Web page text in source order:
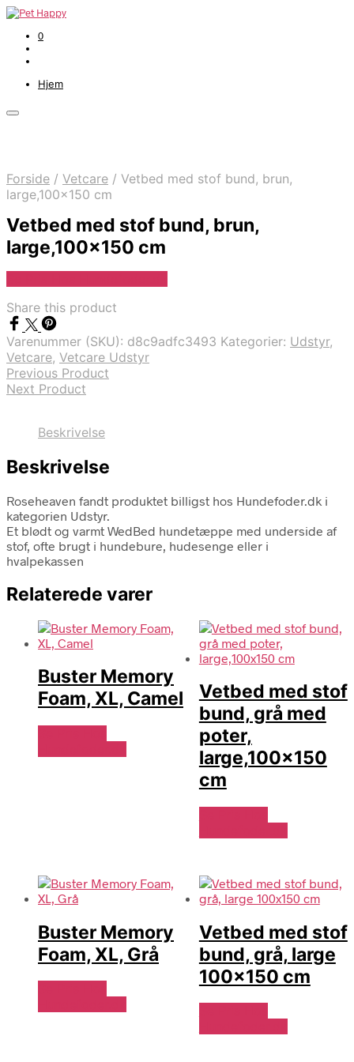
0
Hjem
Forside / Vetcare / Vetbed med stof bund, brun,
large,100×150 cm
Vetbed med stof bund, brun,
large,100×150 cm
Share this product
Varenummer (SKU): d8c9adfc3493 Kategorier: Udstyr,
Vetcare, Vetcare Udstyr
Previous Product
Next Product
Beskrivelse
Beskrivelse
Roseheaven fandt produktet billigst hos Hundefoder.dk i
kategorien Udstyr.
Et blødt og varmt WedBed hundetæppe med underside af
stof, ofte brugt i hundebure, hudesenge eller i
hvalpekassen
Relaterede varer
Buster Memory
Foam, XL, Camel
Vetbed med stof
bund, grå med
poter,
large,100×150
cm
Buster Memory
Foam, XL, Grå
Vetbed med stof
bund, grå, large
100×150 cm